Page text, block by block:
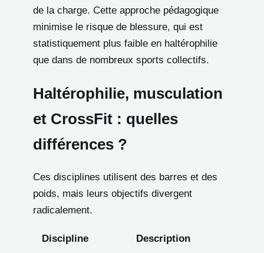
de la charge. Cette approche pédagogique
minimise le risque de blessure, qui est
statistiquement plus faible en haltérophilie
que dans de nombreux sports collectifs.
Haltérophilie, musculation
et CrossFit : quelles
différences ?
Ces disciplines utilisent des barres et des
poids, mais leurs objectifs divergent
radicalement.
Discipline
Description